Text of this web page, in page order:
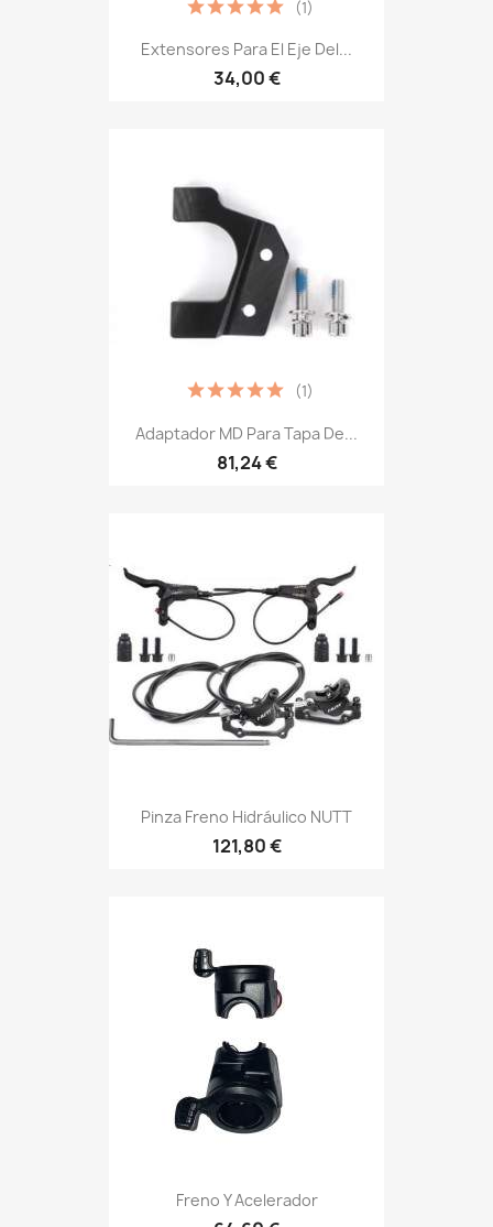
Extensores Para El Eje Del...
34,00 €
(1)
Adaptador MD Para Tapa De...
81,24 €
(1)
Pinza Freno Hidráulico NUTT
121,80 €
Freno Y Acelerador